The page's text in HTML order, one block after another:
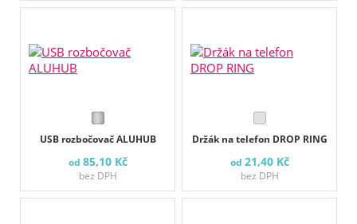
USB rozbočovač ALUHUB
od 85,10 Kč
bez DPH
Držák na telefon DROP RING
od 21,40 Kč
bez DPH